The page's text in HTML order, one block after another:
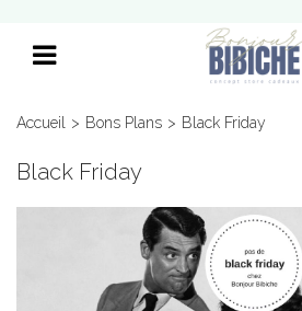
Accueil > Bons Plans > Black Friday
Black Friday